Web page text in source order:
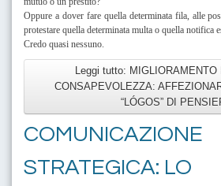
Oppure a dover fare quella determinata fila, alle
protestare quella determinata multa o quella notifica
Credo quasi nessuno.
Leggi tutto:
CONSAPEVOLEZZA:
“LÓGOS” DI
COMUNICAZIONE
STRATEGICA: LO